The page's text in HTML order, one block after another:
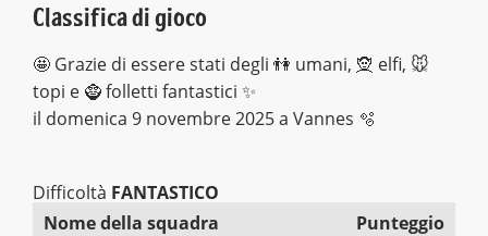
Classifica di gioco
🤩 Grazie di essere stati degli 👫 umani, 🧝 elfi, 🐭
topi e 🧌 folletti fantastici ✨
il domenica 9 novembre 2025 a Vannes 🫧
Difficoltà FANTASTICO
Nome della squadra
Punteggio